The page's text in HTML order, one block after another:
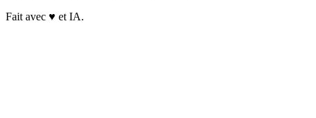
Fait avec ♥ et IA.